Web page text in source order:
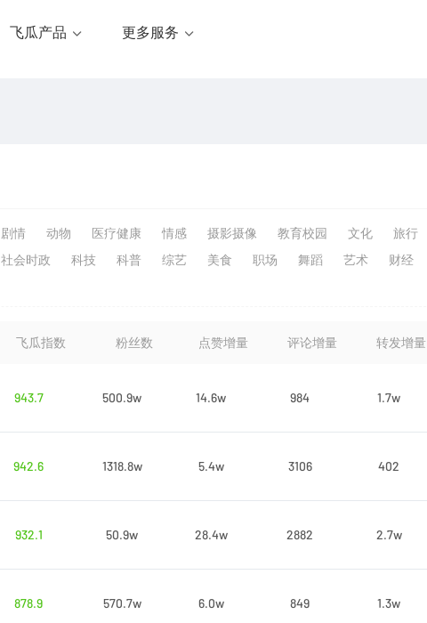
飞瓜产品 更多服务
剧情 动物 医疗健康 情感 摄影摄像 教育校园 文化 旅行
社会时政 科技 科普 综艺 美食 职场 舞蹈 艺术 财经
飞瓜指数 粉丝数 点赞增量 评论增量 转发增量
943.7
500.9w 14.6w 984 1.7w
942.6
1318.8w 5.4w 3106 402
932.1
50.9w 28.4w 2882 2.7w
878.9
570.7w 6.0w 849 1.3w